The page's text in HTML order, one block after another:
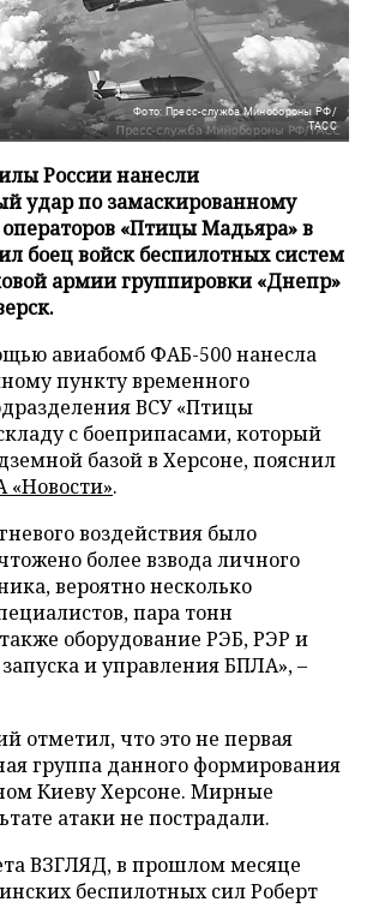
Фото: Пресс-служба Минобороны РФ/
ТАСС
России нанесли
удар по замаскированному
операторов «Птицы Мадьяра» в
боец войск беспилотных систем
армии группировки «Днепр»
авиабомб ФАБ-500 нанесла
пункту временного
ВСУ «Птицы
с боеприпасами, который
базой в Херсоне, пояснил
«Новости».
воздействия было
более взвода личного
вероятно несколько
пара тонн
оборудование РЭБ, РЭР и
и управления БПЛА», –
отметил, что это не первая
группа данного формирования
Киеву Херсоне. Мирные
атаки не пострадали.
ВЗГЛЯД, в прошлом месяце
беспилотных сил Роберт